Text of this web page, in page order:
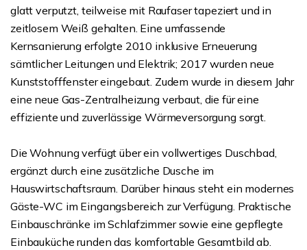
glatt verputzt, teilweise mit Raufaser tapeziert und in
zeitlosem Weiß gehalten. Eine umfassende
Kernsanierung erfolgte 2010 inklusive Erneuerung
sämtlicher Leitungen und Elektrik; 2017 wurden neue
Kunststofffenster eingebaut. Zudem wurde in diesem Jahr
eine neue Gas-Zentralheizung verbaut, die für eine
effiziente und zuverlässige Wärmeversorgung sorgt.
Die Wohnung verfügt über ein vollwertiges Duschbad,
ergänzt durch eine zusätzliche Dusche im
Hauswirtschaftsraum. Darüber hinaus steht ein modernes
Gäste-WC im Eingangsbereich zur Verfügung. Praktische
Einbauschränke im Schlafzimmer sowie eine gepflegte
Einbauküche runden das komfortable Gesamtbild ab.